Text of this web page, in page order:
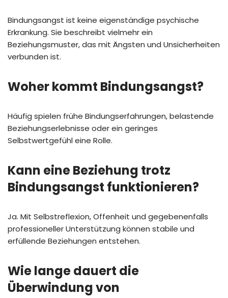
Bindungsangst ist keine eigenständige psychische
Erkrankung. Sie beschreibt vielmehr ein
Beziehungsmuster, das mit Ängsten und Unsicherheiten
verbunden ist.
Woher kommt Bindungsangst?
Häufig spielen frühe Bindungserfahrungen, belastende
Beziehungserlebnisse oder ein geringes
Selbstwertgefühl eine Rolle.
Kann eine Beziehung trotz
Bindungsangst funktionieren?
Ja. Mit Selbstreflexion, Offenheit und gegebenenfalls
professioneller Unterstützung können stabile und
erfüllende Beziehungen entstehen.
Wie lange dauert die
Überwindung von